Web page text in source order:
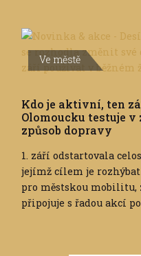
Ve městě
Kdo je aktivní, ten
Olomoucku testuje v
způsob dopravy
1. září odstartovala
jejímž cílem je
pro městskou
připojuje s řadou akcí